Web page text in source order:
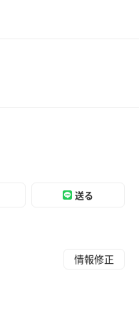
送る
情報修正